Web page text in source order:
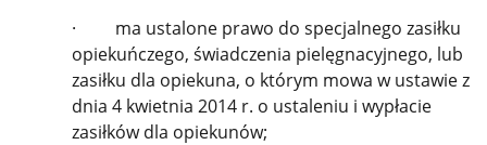
· ma ustalone prawo do specjalnego zasiłku
opiekuńczego, świadczenia pielęgnacyjnego, lub
zasiłku dla opiekuna, o którym mowa w ustawie z
dnia 4 kwietnia 2014 r. o ustaleniu i wypłacie
zasiłków dla opiekunów;